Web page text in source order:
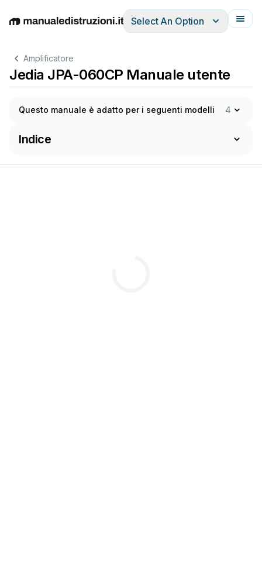
EnglishDeutschEspañolItalianoFrançais
Select An Option
Amplificatore
Jedia JPA-060CP Manuale utente
Questo manuale è adatto per i seguenti modelli 4
Indice